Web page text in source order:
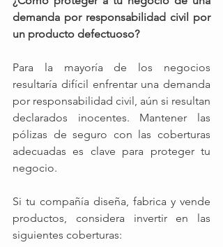
demanda por responsabilidad civil por
un producto defectuoso?
Para la mayoría de los negocios
resultaría difícil enfrentar una demanda
por responsabilidad civil, aún si resultan
declarados inocentes. Mantener las
pólizas de seguro con las coberturas
adecuadas es clave para proteger tu
negocio.
Si tu compañía diseña, fabrica y vende
productos, considera invertir en las
siguientes coberturas: